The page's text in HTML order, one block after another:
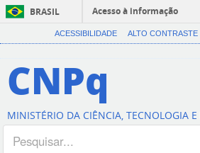
BRASIL
Acesso à informação
ACESSIBILIDADE ALTO CONTRASTE
CNPq
MINISTÉRIO DA CIÊNCIA, TECNOLOGIA E